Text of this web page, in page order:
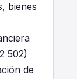
bienes
502)
de